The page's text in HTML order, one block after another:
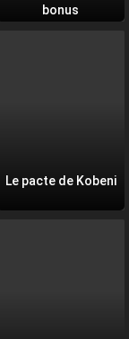
bonus
Le pacte de Kobeni